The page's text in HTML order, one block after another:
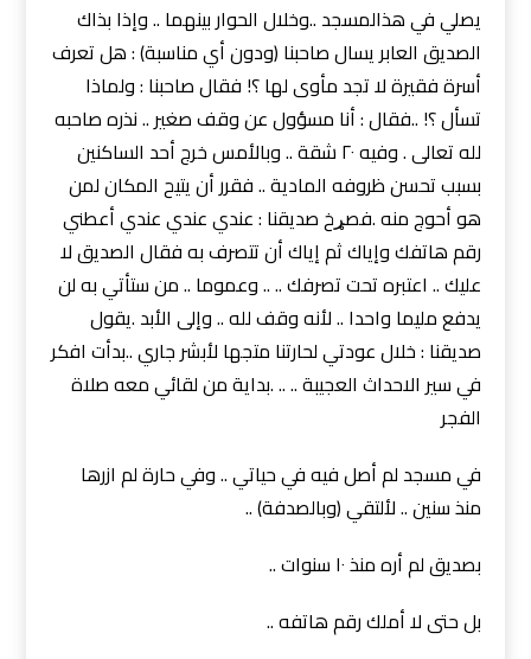
يصلي في هذالمسجد ..وخلال الحوار بينهما .. وإذا بذاك
الصديق العابر يسال صاحبنا (ودون أي مناسبة) : هل تعرف
أسرة فقيرة لا تجد مأوى لها ؟! فقال صاحبنا : ولماذا
تسأل ؟! ..فقال : أنا مسؤول عن وقف صغير .. نذره صاحبه
لله تعالى . وفيه ٢٠ شقة .. وبالأمس خرج أحد الساكنين
بسبب تحسن ظروفه المادية .. فقرر أن يتيح المكان لمن
هو أحوج منه .فصړخ صديقنا : عندي عندي عندي أعطني
رقم هاتفك وإياك ثم إياك أن تتصرف به فقال الصديق لا
عليك .. اعتبره تحت تصرفك .. .. وعموما .. من ستأتي به لن
يدفع مليما واحدا .. لأنه وقف لله .. وإلى الأبد .يقول
صديقنا : خلال عودتي لحارتنا متجها لأبشر جاري ..بدأت افكر
في سير الاحداث العجيبة .. .. .بداية من لقائي معه صلاة
الفجر
في مسجد لم أصل فيه في حياتي .. وفي حارة لم ازرها
منذ سنين .. لألتقي (وبالصدفة) ..
بصديق لم أره منذ ١٠ سنوات ..
بل حتى لا أملك رقم هاتفه ..